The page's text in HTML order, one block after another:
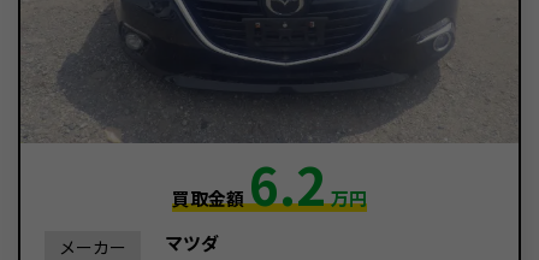
買取金額6.2万円
メーカー マツダ